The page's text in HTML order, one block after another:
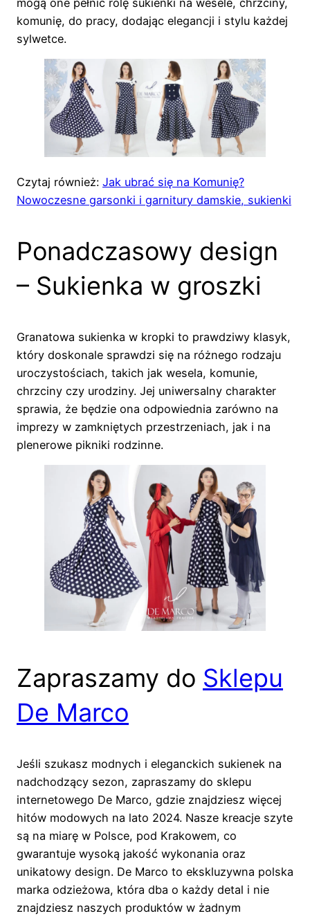
komunię, do pracy, dodając elegancji i stylu każdej
sylwetce.
Czytaj również: Jak ubrać się na Komunię?
Nowoczesne garsonki i garnitury damskie, sukienki
Ponadczasowy design
– Sukienka w groszki
Granatowa sukienka w kropki to prawdziwy klasyk,
który doskonale sprawdzi się na różnego rodzaju
uroczystościach, takich jak wesela, komunie,
chrzciny czy urodziny. Jej uniwersalny charakter
sprawia, że będzie ona odpowiednia zarówno na
imprezy w zamkniętych przestrzeniach, jak i na
plenerowe pikniki rodzinne.
Zapraszamy do Sklepu
De Marco
Jeśli szukasz modnych i eleganckich sukienek na
nadchodzący sezon, zapraszamy do sklepu
internetowego De Marco, gdzie znajdziesz więcej
hitów modowych na lato 2024. Nasze kreacje szyte
są na miarę w Polsce, pod Krakowem, co
gwarantuje wysoką jakość wykonania oraz
unikatowy design. De Marco to ekskluzywna polska
marka odzieżowa, która dba o każdy detal i nie
znajdziesz naszych produktów w żadnym